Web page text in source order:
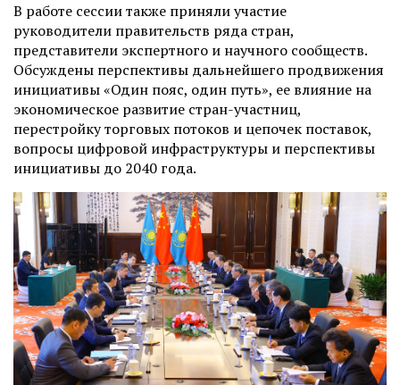
В работе сессии также приняли участие
руководители правительств ряда стран,
представители экспертного и научного сообществ.
Обсуждены перспективы дальнейшего продвижения
инициативы «Один пояс, один путь», ее влияние на
экономическое развитие стран-участниц,
перестройку торговых потоков и цепочек поставок,
вопросы цифровой инфраструктуры и перспективы
инициативы до 2040 года.